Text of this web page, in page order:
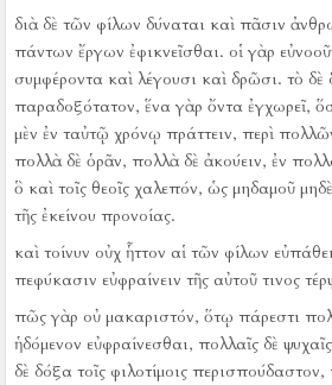
διὰ δὲ τῶν φίλων δύναται καὶ πᾶσιν
πάντων ἔργων ἐφικνεῖσθαι. οἱ γὰρ
συμφέροντα καὶ λέγουσι καὶ δρῶσι. τὸ δὲ
παραδοξότατον, ἕνα γὰρ ὄντα ἐγχωρεῖ,
μὲν ἐν ταὐτῷ χρόνῳ πράττειν, περὶ
πολλὰ δὲ ὁρᾶν, πολλὰ δὲ ἀκούειν, ἐν
ὃ καὶ τοῖς θεοῖς χαλεπόν, ὡς μηδαμοῦ
τῆς ἐκείνου προνοίας.
καὶ τοίνυν οὐχ ἧττον αἱ τῶν φίλων
πεφύκασιν εὐφραίνειν τῆς αὐτοῦ τινος
πῶς γὰρ οὐ μακαριστόν, ὅτῳ πάρεστι
ἡδόμενον εὐφραίνεσθαι, πολλαῖς δὲ ψυχαῖς
δὲ δόξα τοῖς φιλοτίμοις περισπούδαστον,